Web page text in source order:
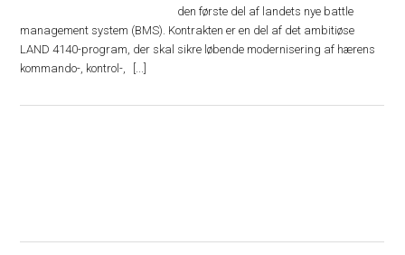
den første del af landets nye battle
management system (BMS). Kontrakten er en del af det ambitiøse
LAND 4140-program, der skal sikre løbende modernisering af hærens
kommando-, kontrol-,